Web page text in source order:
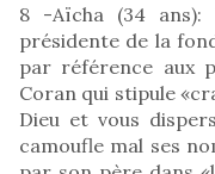
8 -Aïcha (34
présidente de la
par référence aux
Coran qui stipule
Dieu et vous
camoufle mal ses